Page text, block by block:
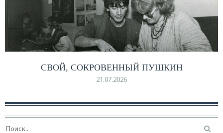
СВОЙ, СОКРОВЕННЫЙ ПУШКИН
21.07.2026